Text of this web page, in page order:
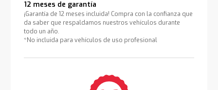
12 meses de garantía
¡Garantía de 12 meses incluida! Compra con la confianza que
da saber que respaldamos nuestros vehículos durante
todo un año.
*No incluida para vehículos de uso profesional